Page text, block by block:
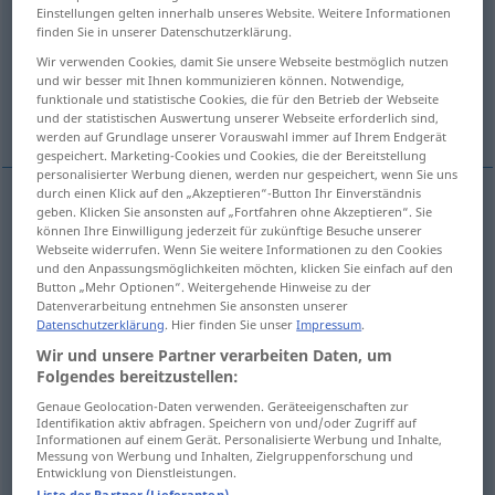
Übersicht aller Übersetzungen
(Für mehr Details die Übersetzung anklicken/antippen)
Krippe, Futtertrog Weitere Beispiele...
Krippef mangerfood trough
Futtertrogm manger food trough
Beispiele
Manger ASTRON
Krippef(Sternhaufen Praesepe im Krebs)
Einstellungen gelten innerhalb unseres Website. Weitere Informationen
finden Sie in unserer Datenschutzerklärung.
Wir verwenden Cookies, damit Sie unsere Webseite bestmöglich nutzen
und wir besser mit Ihnen kommunizieren können. Notwendige,
funktionale und statistische Cookies, die für den Betrieb der Webseite
und der statistischen Auswertung unserer Webseite erforderlich sind,
werden auf Grundlage unserer Vorauswahl immer auf Ihrem Endgerät
gespeichert. Marketing-Cookies und Cookies, die der Bereitstellung
personalisierter Werbung dienen, werden nur gespeichert, wenn Sie uns
durch einen Klick auf den „Akzeptieren“-Button Ihr Einverständnis
geben. Klicken Sie ansonsten auf „Fortfahren ohne Akzeptieren“. Sie
können Ihre Einwilligung jederzeit für zukünftige Besuche unserer
Webseite widerrufen. Wenn Sie weitere Informationen zu den Cookies
und den Anpassungsmöglichkeiten möchten, klicken Sie einfach auf den
Button „Mehr Optionen“. Weitergehende Hinweise zu der
Datenverarbeitung entnehmen Sie ansonsten unserer
Datenschutzerklärung. Hier finden Sie unserImpressum.
Wir und unsere Partner verarbeiten Daten, um
Folgendes bereitzustellen:
Genaue Geolocation-Daten verwenden. Geräteeigenschaften zur
Identifikation aktiv abfragen. Speichern von und/oder Zugriff auf
Informationen auf einem Gerät. Personalisierte Werbung und Inhalte,
Messung von Werbung und Inhalten, Zielgruppenforschung und
Entwicklung von Dienstleistungen.